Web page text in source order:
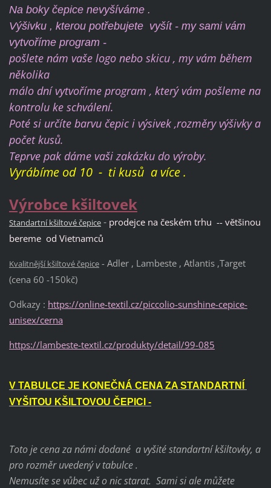
Na boky čepice nevyšíváme .
Výšivku , kterou potřebujete vyšít - my sami vám
vytvoříme program -
pošlete nám vaše logo nebo skicu , my vám během
několika
málo dní vytvoříme program , který vám pošleme na
kontrolu ke schválení.
Poté si určíte barvu čepic i výsivek ,rozměry výšivky a
počet kusů.
Teprve pak dáme vaši zakázku do výroby.
Vyrábíme od 10 - ti kusů a více .
Výrobce kšiltovek
Standartní kšiltové čepice- prodejce na českém trhu -- většinou
bereme od Vietnamců
Kvalitnější kšiltové čepice- Adler , Lambeste , Atlantis ,Target
(cena 60 -150kč)
Odkazy : https://online-textil.cz/piccolio-sunshine-cepice-
unisex/cerna
https://lambeste-textil.cz/produkty/detail/99-085
V TABULCE JE KONEČNÁ CENA ZA STANDARTNÍ
VYŠITOU KŠILTOVOU ČEPICI -
Toto je cena za námi dodané a vyšité standartní kšiltovky, a
pro rozměr uvedený v tabulce .
Nemusíte se vůbec už o nic starat. Sami si ale můžete